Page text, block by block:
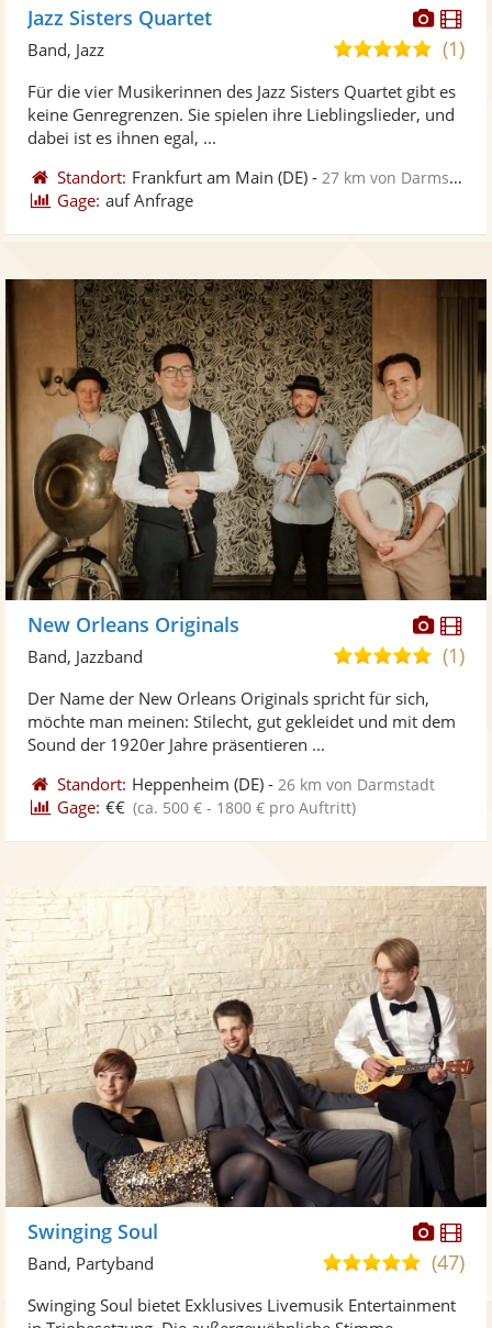
Fotos
Jazz Sisters Quartet
5,0
5
(1)
Band, Jazz
Für die vier Musikerinnen des Jazz Sisters Quartet gibt es
keine Genregrenzen. Sie spielen ihre Lieblingslieder, und
dabei ist es ihnen egal, ...
Standort: Frankfurt am Main (DE) - 27 km von Darmstadt
Gage: auf Anfrage
New Orleans Originals
5,0(1)
Band, Jazzband
Der Name der New Orleans Originals spricht für sich,
möchte man meinen: Stilecht, gut gekleidet und mit dem
Sound der 1920er Jahre präsentieren ...
Standort: Heppenheim (DE) - 26 km von Darmstadt
Gage: €€ (ca. 500 € - 1800 € pro Auftritt)
Fotos
Swinging Soul
5,0
5
(47)
Band, Partyband
Swinging Soul bietet Exklusives Livemusik Entertainment